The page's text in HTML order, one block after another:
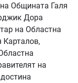
Общината Галя
Дора
на Областна
Карталов,
на